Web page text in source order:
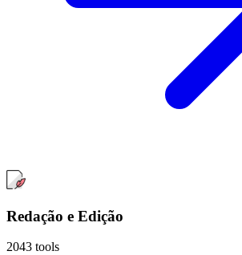
Redação e Edição
2043 tools